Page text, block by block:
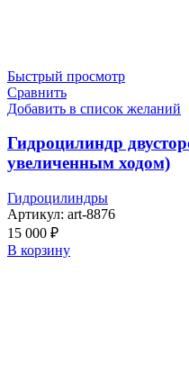
Быстрый просмотр
Сравнить
Добавить в список желаний
Гидроцилиндр
увеличенным ходом)
Гидроцилиндры
Артикул: art-8876
15 000 ₽
В корзину